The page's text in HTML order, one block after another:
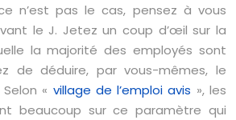
n’est pas le cas, pensez à vous
le J. Jetez un coup d’œil sur la
la majorité des employés sont
de déduire, par vous-mêmes, le
« village de l’emploi avis », les
beaucoup sur ce paramètre qui